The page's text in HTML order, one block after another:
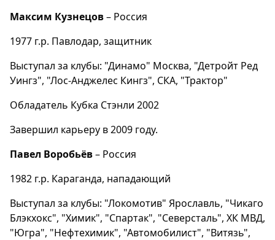
Максим Кузнецов– Россия
1977 г.р. Павлодар, защитник
Выступал за клубы: "Динамо" Москва, "Детройт Ред
Уингз", "Лос-Анджелес Кингз", СКА, "Трактор"
Обладатель Кубка Стэнли 2002
Завершил карьеру в 2009 году.
Павел Воробьёв– Россия
1982 г.р. Караганда, нападающий
Выступал за клубы: "Локомотив" Ярославль, "Чикаго
Блэкхокс", "Химик", "Спартак", "Северсталь", ХК МВД,
"Югра", "Нефтехимик", "Автомобилист", "Витязь",